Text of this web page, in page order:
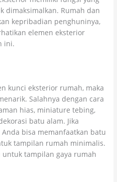
dimaksimalkan. Rumah dan
kepribadian penghuninya,
elemen eksterior
ini.
kunci eksterior rumah, maka
Salahnya dengan cara
hias, miniature tebing,
batu alam. Jika
bisa memanfaatkan batu
tampilan rumah minimalis.
tampilan gaya rumah